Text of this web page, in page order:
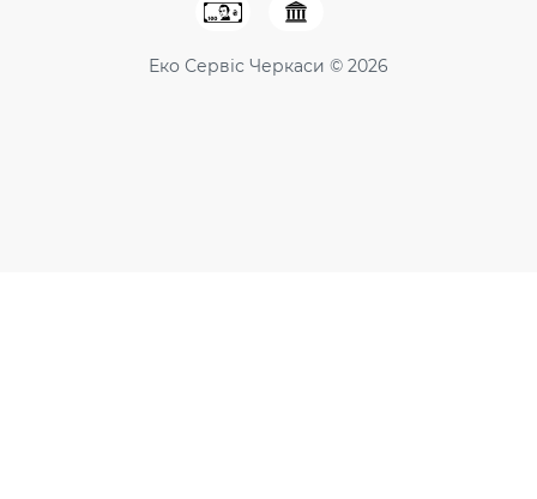
Еко Сервіс Черкаси © 2026